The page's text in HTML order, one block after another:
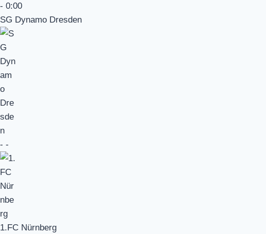
- 0:00
SG Dynamo Dresden
- -
1.FC Nürnberg